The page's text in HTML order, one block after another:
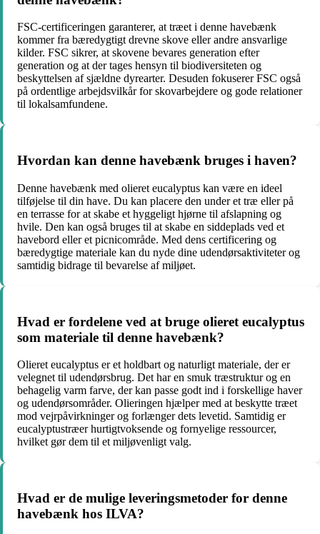
FSC-certificeringen garanterer, at træet i denne havebænk
kommer fra bæredygtigt drevne skove eller andre ansvarlige
kilder. FSC sikrer, at skovene bevares generation efter
generation og at der tages hensyn til biodiversiteten og
beskyttelsen af sjældne dyrearter. Desuden fokuserer FSC også
på ordentlige arbejdsvilkår for skovarbejdere og gode relationer
til lokalsamfundene.
Hvordan kan denne havebænk bruges i haven?
Denne havebænk med olieret eucalyptus kan være en ideel
tilføjelse til din have. Du kan placere den under et træ eller på
en terrasse for at skabe et hyggeligt hjørne til afslapning og
hvile. Den kan også bruges til at skabe en siddeplads ved et
havebord eller et picnicområde. Med dens certificering og
bæredygtige materiale kan du nyde dine udendørsaktiviteter og
samtidig bidrage til bevarelse af miljøet.
Hvad er fordelene ved at bruge olieret eucalyptus
som materiale til denne havebænk?
Olieret eucalyptus er et holdbart og naturligt materiale, der er
velegnet til udendørsbrug. Det har en smuk træstruktur og en
behagelig varm farve, der kan passe godt ind i forskellige haver
og udendørsområder. Olieringen hjælper med at beskytte træet
mod vejrpåvirkninger og forlænger dets levetid. Samtidig er
eucalyptustræer hurtigtvoksende og fornyelige ressourcer,
hvilket gør dem til et miljøvenligt valg.
Hvad er de mulige leveringsmetoder for denne
havebænk hos ILVA?